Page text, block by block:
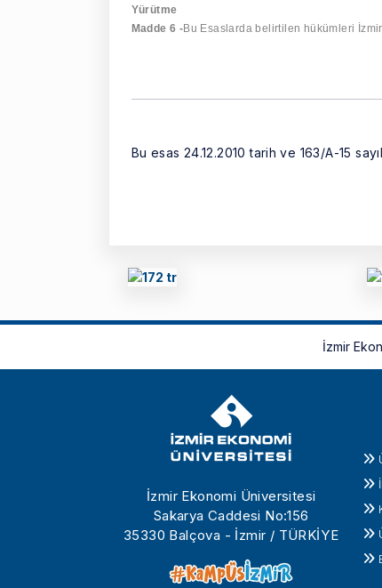
Yürütme
Madde 6 -Bu Esaslarda belirtilen hükümleri
Bu esas 24.12.2010 tarih ve 163/A-15
İzmir
İzmir Ekonomi Üniversitesi
Sakarya Caddesi No:156
35330 Balçova - İzmir / TÜRKİYE